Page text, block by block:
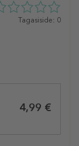
0
Tagasiside: 0
4,99 €